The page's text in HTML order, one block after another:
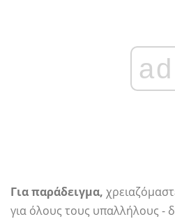
ad
Για παράδειγμα,
για όλους τους υπαλλήλους -